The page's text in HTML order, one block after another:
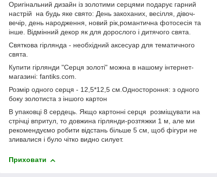
Оригінальний дизайн із золотими серцями подарує гарний
настрій на будь яке свято: День закоханих, весілля, дівоч-
вечір, день народження, новий рік,романтична фотосесія та
інше. Відмінний декор як для дорослого і дитячого свята.
Святкова гірлянда - необхідний аксесуар для тематичного
свята.
Купити гірлянди "Серця золоті" можна в нашому інтернет-
магазині: fantiks.com.
Розмір одного серця - 12,5*12,5 см.Одностороння: з одного
боку золотиста з іншого картон
В упаковці 8 сердець. Якщо картонні серця розміщувати на
стрічці впритул, то довжина гірлянди-розтяжки 1 м, але ми
рекомендуємо робити відстань більше 5 см, щоб фігури не
зливалися і було чітко видно силует.
Приховати